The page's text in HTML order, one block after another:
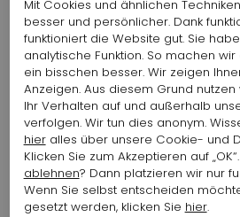
256,66 $ 128,33 $
Evaluna
195L
327
Mit Cookies und ähnlichen
besser und persönlicher. Dank
funktioniert die Website gut. Sie
analytische Funktion. So machen
ein bisschen besser. Wir zeigen
Anzeigen. Aus diesem Grund
Ihr Verhalten auf und außerhalb
verfolgen. Wir tun dies anonym.
hieralles über unsere Cookie- und
Klicken Sie zum Akzeptieren auf
ablehnen? Dann platzieren wir nur
Wenn Sie selbst entscheiden
gesetzt werden, klicken Sie hier.